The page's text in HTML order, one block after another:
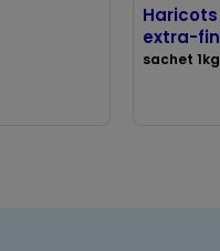
extra-
sachet 1kg